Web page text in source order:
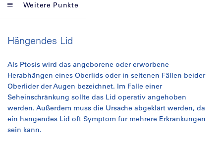
Weitere Punkte
Hängendes Lid
Als Ptosis wird das angeborene oder erworbene
Herabhängen eines Oberlids oder in seltenen Fällen beider
Oberlider der Augen bezeichnet. Im Falle einer
Seheinschränkung sollte das Lid operativ angehoben
werden. Außerdem muss die Ursache abgeklärt werden, da
ein hängendes Lid oft Symptom für mehrere Erkrankungen
sein kann.